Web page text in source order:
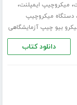
، میکروچیپ ایمپلنت،
،دستگاه میکروچیپ
بیو چیپ آزمایشگاهی
دانلود کتاب